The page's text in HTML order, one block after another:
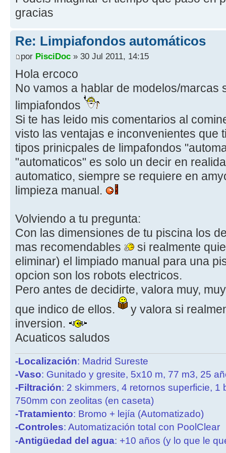
gracias
Re: Limpiafondos automáticos
por PisciDoc » 30 Jul 2011, 14:15
Hola ercoco
No vamos a hablar de modelos/marcas
limpiafondos
Si te has leido mis comentarios al
visto las ventajas e inconvenientes que
tipos prinicpales de limpafondos
"automaticos" es solo un decir en
automatico, siempre se requiere en
limpieza manual.
Volviendo a tu pregunta:
Con las dimensiones de tu piscina los
mas recomendables
si realmente
eliminar) el limpiado manual para una
opcion son los robots electricos.
Pero antes de decidirte, valora muy,
que indico de ellos.
y valora si
inversion.
Acuaticos saludos
-Localización: Madrid Sureste
-Vaso: Gunitado y gresite, 5x10 m, 77 m3, 25
-Filtración: 2 skimmers, 4 retornos superficie, 1
750mm con zeolitas (en caseta)
-Tratamiento: Bromo + lejía (Automatizado)
-Controles: Automatización total con PoolClear
-Antigüedad del agua: +10 años (y lo que le